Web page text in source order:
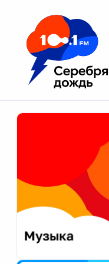
Москва 100.1 FM
Апатиты
Екатеринбург
Калининград
Калуга